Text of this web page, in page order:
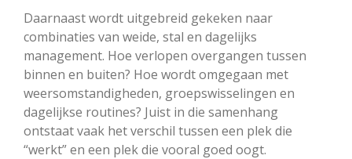
Daarnaast wordt uitgebreid gekeken naar
combinaties van weide, stal en dagelijks
management. Hoe verlopen overgangen tussen
binnen en buiten? Hoe wordt omgegaan met
weersomstandigheden, groepswisselingen en
dagelijkse routines? Juist in die samenhang
ontstaat vaak het verschil tussen een plek die
“werkt” en een plek die vooral goed oogt.